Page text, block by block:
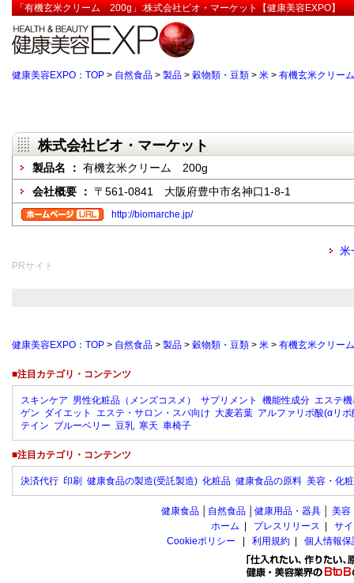
「有機玄米クリーム 200g」:株式会社ビオ・マーケット【健康美容EXPO】
健康美容EXPO：TOP > 自然食品 > 製品 > 穀物類・豆類 > 米 > 有機玄米クリー
株式会社ビオ・マーケット
製品名 ： 有機玄米クリーム 200g
会社概要 ： 〒561-0841 大阪府豊中市名神口1-8-1
http://biomarche.jp/
米
PRサイト
健康美容EXPO：TOP > 自然食品 > 製品 > 穀物類・豆類 > 米 > 有機玄米クリー
■注目カテゴリ・コンテンツ
スキンケア 男性化粧品（メンズコスメ） サプリメント 機能性成分 エステ
ゲン ダイエット エステ・サロン・スパ向け 大麦若葉 アルファリポ酸(αリポ
テイン ブルーベリー 豆乳 寒天 車椅子
■注目カテゴリ・コンテンツ
決済代行 印刷 健康食品の製造(受託製造) 化粧品 健康食品の原料 美容・化
健康食品 自然食品 健康用品・器具 美容
ホーム
プレスリリース
サ
Cookieポリシー
利用規約 個人情報